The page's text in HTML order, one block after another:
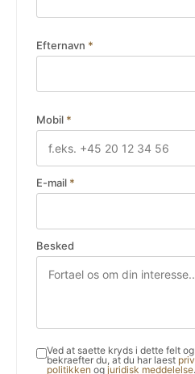
Efternavn *
Mobil *
E-mail *
Besked
Ved at saette kryds i dette felt
bekraefter du, at du har laest
politikken og juridisk meddelelse.